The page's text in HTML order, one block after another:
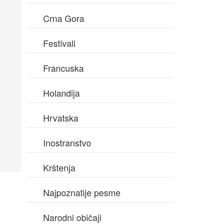
Crna Gora
Festivali
Francuska
Holandija
Hrvatska
Inostranstvo
Krštenja
Najpoznatije pesme
Narodni običaji